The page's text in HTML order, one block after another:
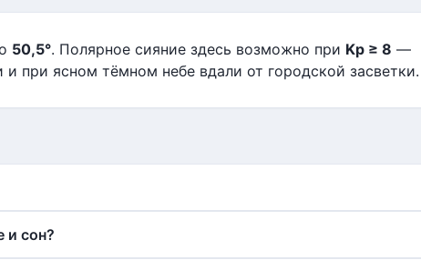
50,5°. Полярное сияние здесь возможно при Kp ≥ 8 —
при ясном тёмном небе вдали от городской засветки.
и сон?